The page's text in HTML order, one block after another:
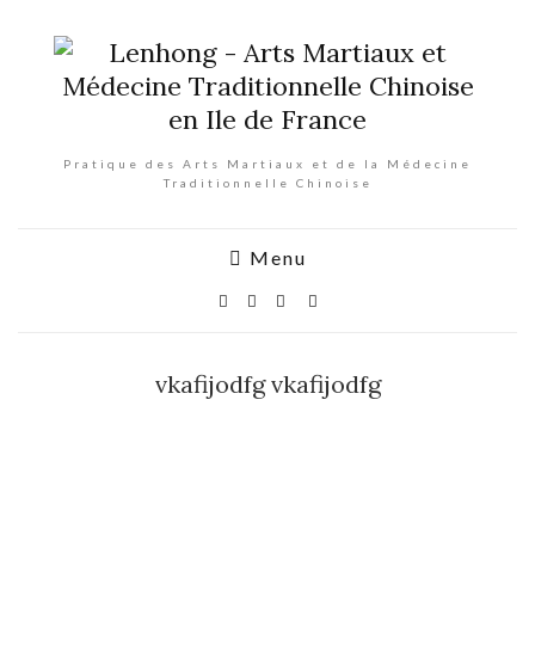
Pratique des Arts Martiaux et de la Médecine
Traditionnelle Chinoise
Menu
vkafijodfg vkafijodfg